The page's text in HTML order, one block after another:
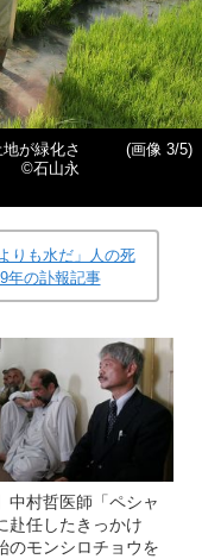
が緑化さ
©石山永
(画像 3/5)
りも水だ」人の死
年の訃報記事
中村哲医師「ペシャ
赴任したきっかけ
のモンシロチョウを